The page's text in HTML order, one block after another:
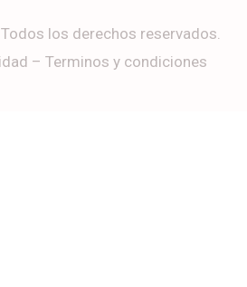
los derechos reservados.
– Terminos y condiciones